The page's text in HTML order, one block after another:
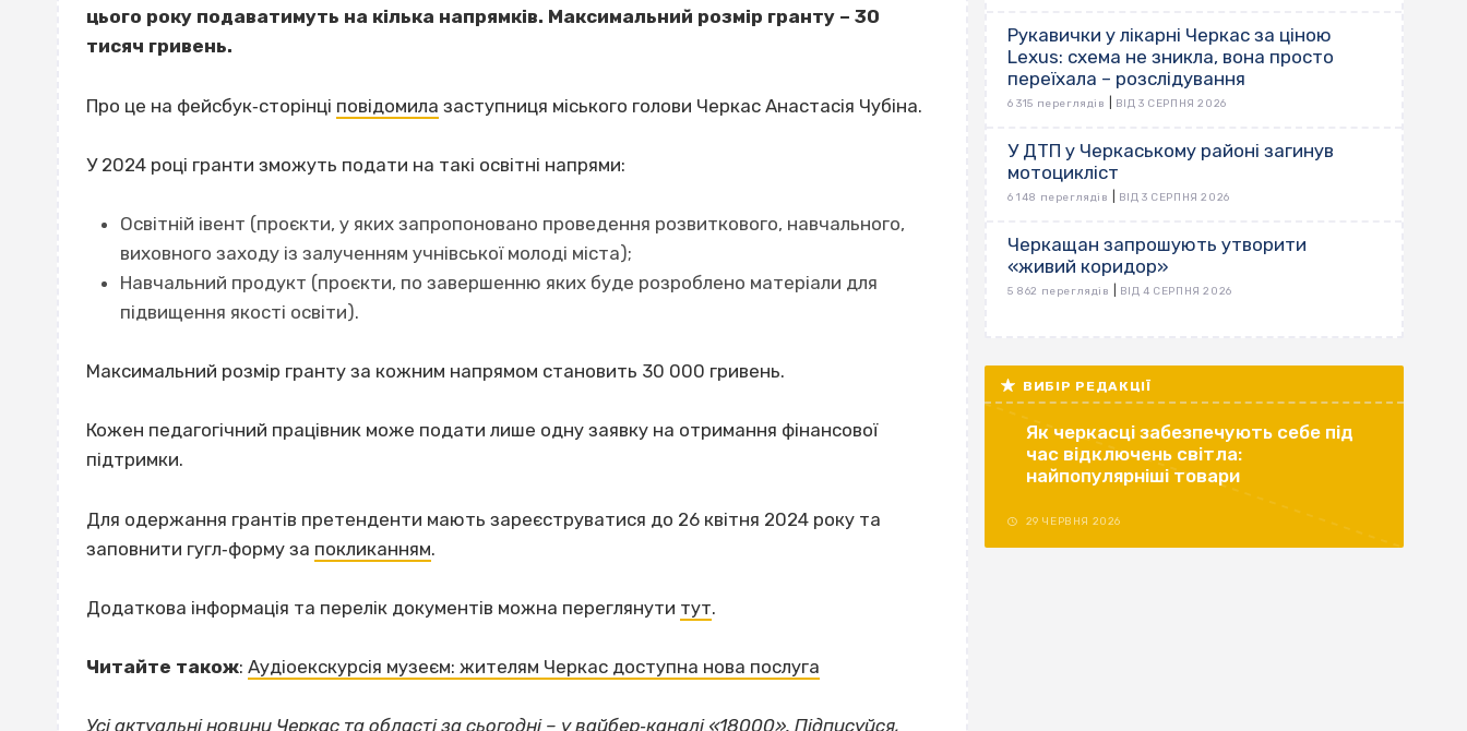
цього року подаватимуть на кілька напрямків. Максимальний розмір гранту – 30
тисяч гривень.
Про це на фейсбук‐сторінці повідомила заступниця міського голови Черкас Анастасія Чубіна.
У 2024 році гранти зможуть подати на такі освітні напрями:
Освітній івент (проєкти, у яких запропоновано проведення розвиткового, навчального,
виховного заходу із залученням учнівської молоді міста);
Навчальний продукт (проєкти, по завершенню яких буде розроблено матеріали для
підвищення якості освіти).
Максимальний розмір гранту за кожним напрямом становить 30 000 гривень.
Кожен педагогічний працівник може подати лише одну заявку на отримання фінансової
підтримки.
Для одержання грантів претенденти мають зареєструватися до 26 квітня 2024 року та
заповнити гугл‐форму за покликанням.
Додаткова інформація та перелік документів можна переглянути тут.
Читайте також: Аудіоекскурсія музеєм: жителям Черкас доступна нова послуга
Усі актуальні новини Черкас та області за сьогодні – увайбер‐каналі «18000». Підписуйся,
Рукавички у лікарні Черкас за ціною
Lexus: схема не зникла, вона просто
переїхала – розслідування
6 315 переглядів ВІД 3 СЕРПНЯ 2026
У ДТП у Черкаському районі загинув
мотоцикліст
6 148 переглядів ВІД 3 СЕРПНЯ 2026
Черкащан запрошують утворити
«живий коридор»
5 862 переглядів ВІД 4 СЕРПНЯ 2026
ВИБІР РЕДАКЦІЇ
Як черкасці забезпечують себе під
час відключень світла:
найпопулярніші товари
29 ЧЕРВНЯ 2026